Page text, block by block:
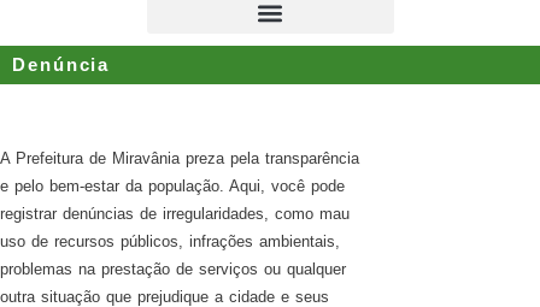
Denúncia
A Prefeitura de Miravânia preza pela transparência
e pelo bem-estar da população. Aqui, você pode
registrar denúncias de irregularidades, como mau
uso de recursos públicos, infrações ambientais,
problemas na prestação de serviços ou qualquer
outra situação que prejudique a cidade e seus